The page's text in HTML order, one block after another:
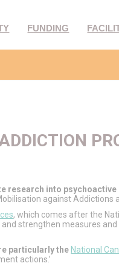
FUNDING
into
against
, which comes after the
and strengthen measures
particularly the National
actions.’